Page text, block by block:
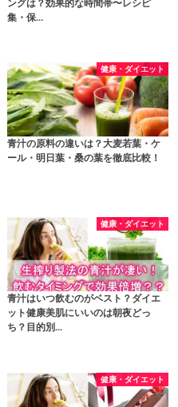
ングは？効果的な時間帯〜レシピ
集・保…
健康・ダイエット
青汁の原料の違いは？大麦若葉・ケ
ール・明日葉・桑の葉を徹底比較！
健康・ダイエット
青汁はいつ飲むのがベスト？ダイエ
ット健康美肌にいいのは朝夜どっ
ち？目的別…
健康・ダイエット